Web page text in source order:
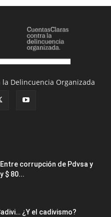
Delincuencia Organizada
corrupción de Pdvsa y
$ 80...
¿Y el cadivismo?